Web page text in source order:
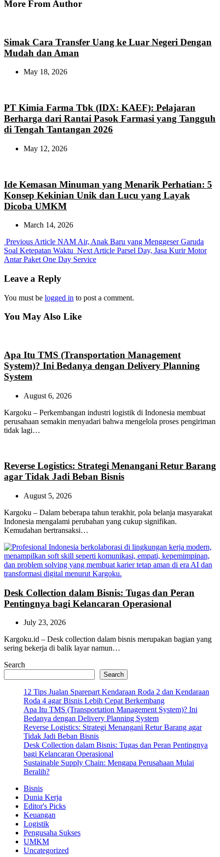
More From Author
Simak Cara Transfer Uang ke Luar Negeri Dengan
Mudah dan Aman
May 18, 2026
PT Kimia Farma Tbk (IDX: KAEF): Pelajaran
Berharga dari Rantai Pasok Farmasi yang Tangguh
di Tengah Tantangan 2026
May 12, 2026
Ide Kemasan Minuman yang Menarik Perhatian: 5
Konsep Kekinian Unik dan Lucu yang Layak
Dicoba UMKM
March 14, 2026
Previous Article Previous
Post:
NAM Air, Anak Baru yang Menggeser Garuda
Soal Ketepatan Waktu Next Article Next
Parsel Day, Jasa Kurir Motor
Antar Paket One Day Service
Leave a Reply
You must be logged in to post a comment.
You May Also Like
Apa Itu TMS (Transportation Management
System)? Ini Bedanya dengan Delivery Planning
System
August 6, 2026
Kargoku – Perkembangan industri logistik di Indonesia membuat
perusahaan semakin menyadari bahwa mengelola proses pengiriman
tidak lagi…
Reverse Logistics: Strategi Menangani Retur Barang
agar Tidak Jadi Beban Bisnis
August 5, 2026
Kargoku – Dalam beberapa tahun terakhir, pola belanja masyarakat
Indonesia mengalami perubahan yang cukup signifikan.
Kemudahan bertransaksi…
Desk Collection dalam Bisnis: Tugas dan Peran
Pentingnya bagi Kelancaran Operasional
July 23, 2026
Kargoku.id – Desk collection dalam bisnis merupakan bagian yang
sering bekerja di balik layar namun…
Search
Search
12 Tips Jualan Sparepart Kendaraan Roda 2 dan Kendaraan
Roda 4 agar Bisnis Lebih Cepat Berkembang
Apa Itu TMS (Transportation Management System)? Ini
Bedanya dengan Delivery Planning System
Reverse Logistics: Strategi Menangani Retur Barang agar
Tidak Jadi Beban Bisnis
Desk Collection dalam Bisnis: Tugas dan Peran Pentingnya
bagi Kelancaran Operasional
Sustainable Supply Chain: Mengapa Perusahaan Mulai
Beralih?
Bisnis
Dunia Kerja
Editor's Picks
Keuangan
Logistik
Pengusaha Sukses
UMKM
Uncategorized